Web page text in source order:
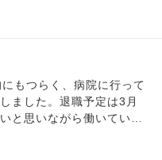
しょうか。
求められるようになりま
叱られることも増え、仕
舞いについても弱気な姿
の精神科に通院するよう
もつらく、病院に行って
ました。退職予定は3月
と思いながら働いていま
分からない」と言われ、
た仕事も最後まで私がす